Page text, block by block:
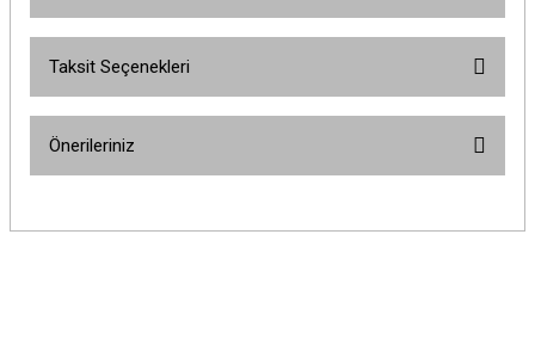
Taksit Seçenekleri
Önerileriniz
yetersiz gördüğünüz noktaları öneri formunu kullanarak tarafımıza